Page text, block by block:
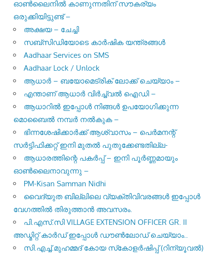
ഓണ്‍ലൈനില്‍ കാണുന്നതിന് സൗകര്യം
ഒരുക്കിയിട്ടുണ്ട് –
അക്ഷയ – ചേച്ചി
സബ്സിഡിയോടെ കാർഷിക യന്ത്രങ്ങൾ
Aadhaar Services on SMS
Aadhaar Lock / Unlock
ആധാർ – ബയോമെട്രിക് ലോക്ക് ചെയ്യാം –
എന്താണ് ആധാർ വിർച്ച്വൽ ഐഡി –
ആധാറിൽ ഇപ്പോൾ നിങ്ങൾ ഉപയോഗിക്കുന്ന
മൊബൈൽ നമ്പർ നൽകുക –
ഭിന്നശേഷിക്കാർക്ക് ആശ്വാസം – പെർമനന്റ്
സർട്ടിഫിക്കറ്റ് ഇനി മുതൽ പുതുക്കേണ്ടതില്ല-
ആധാരത്തിന്റെ പകർപ്പ് – ഇനി പൂർണ്ണമായും
ഓൺലൈനാവുന്നു –
PM-Kisan Samman Nidhi
വൈദ്യുത ബില്ലിലെ വ്യക്തിവിവരങ്ങൾ ഇപ്പോൾ
വേഗത്തിൽ തിരുത്താൻ അവസരം.
പി.എസ്.സി VILLAGE EXTENSION OFFICER GR. II
അഡ്മിറ്റ് കാർഡ് ഇപ്പോൾ ഡൗൺലോഡ് ചെയ്യാം..
സി.എച്ച്.മുഹമ്മദ് കോയ സ്‌കോളർഷിപ്പ് (റിന്യൂവൽ)